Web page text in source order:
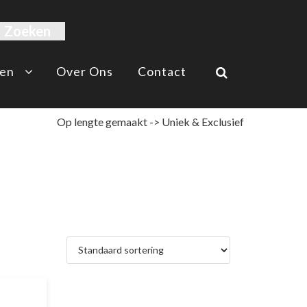
Over Ons Contact
Op lengte gemaakt -> Uniek & Exclusief